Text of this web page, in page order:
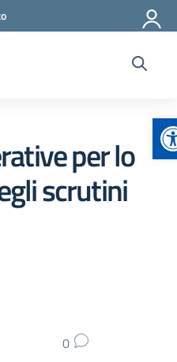
per lo
scrutini
0